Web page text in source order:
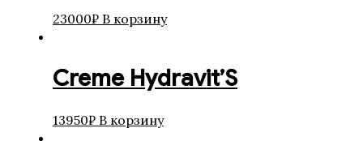
23000₽ В корзину
Creme Hydravit’S
13950₽ В корзину